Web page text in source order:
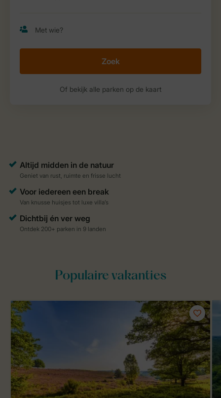
Zoek
Of bekijk alle parken op de kaart